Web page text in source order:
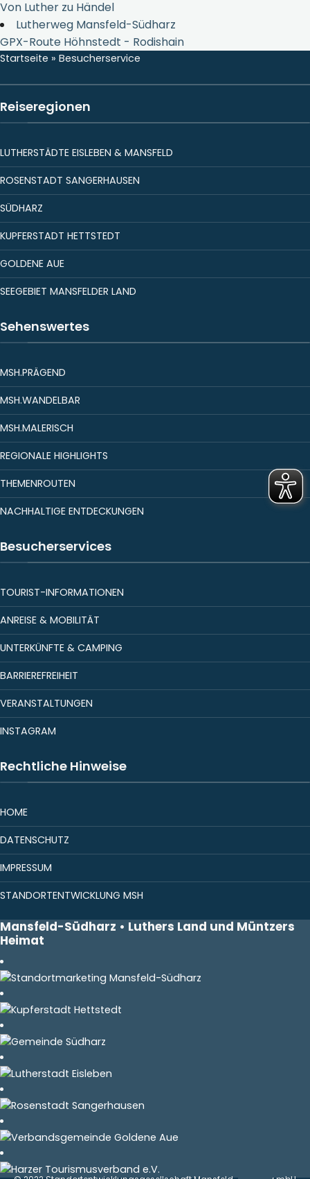
Von Luther zu Händel
Lutherweg Mansfeld-Südharz
GPX-Route Höhnstedt - Rodishain
Startseite » Besucherservice
Reiseregionen
LUTHERSTÄDTE EISLEBEN & MANSFELD
ROSENSTADT SANGERHAUSEN
SÜDHARZ
KUPFERSTADT HETTSTEDT
GOLDENE AUE
SEEGEBIET MANSFELDER LAND
Sehenswertes
MSH.PRÄGEND
MSH.WANDELBAR
MSH.MALERISCH
REGIONALE HIGHLIGHTS
THEMENROUTEN
NACHHALTIGE ENTDECKUNGEN
Besucherservices
TOURIST-INFORMATIONEN
ANREISE & MOBILITÄT
UNTERKÜNFTE & CAMPING
BARRIEREFREIHEIT
VERANSTALTUNGEN
INSTAGRAM
Rechtliche Hinweise
HOME
DATENSCHUTZ
IMPRESSUM
STANDORTENTWICKLUNG MSH
Mansfeld-Südharz • Luthers Land und Müntzers
Heimat